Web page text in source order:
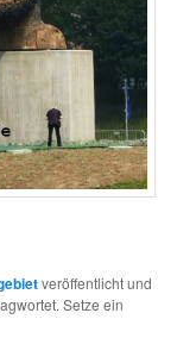
veröffentlicht und
Setze ein